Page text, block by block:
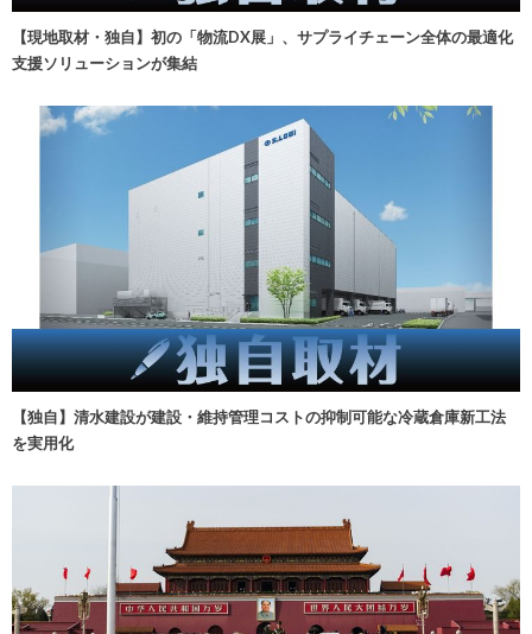
【現地取材・独自】初の「物流DX展」、サプライチェーン全体の最適化
支援ソリューションが集結
【独自】清水建設が建設・維持管理コストの抑制可能な冷蔵倉庫新工法
を実用化